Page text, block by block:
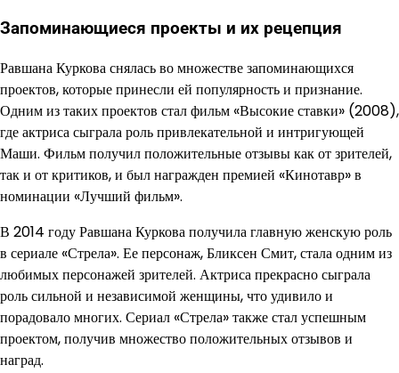
Запоминающиеся проекты и их рецепция
Равшана Куркова снялась во множестве запоминающихся
проектов, которые принесли ей популярность и признание.
Одним из таких проектов стал фильм «Высокие ставки» (2008),
где актриса сыграла роль привлекательной и интригующей
Маши. Фильм получил положительные отзывы как от зрителей,
так и от критиков, и был награжден премией «Кинотавр» в
номинации «Лучший фильм».
В 2014 году Равшана Куркова получила главную женскую роль
в сериале «Стрела». Ее персонаж, Бликсен Смит, стала одним из
любимых персонажей зрителей. Актриса прекрасно сыграла
роль сильной и независимой женщины, что удивило и
порадовало многих. Сериал «Стрела» также стал успешным
проектом, получив множество положительных отзывов и
наград.